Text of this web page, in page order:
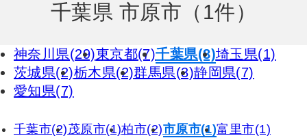
千葉県 市原市（1件）
神奈川県(29)東京都(7)千葉県(8)埼玉県(1)
茨城県(2)栃木県(2)群馬県(3)静岡県(7)
愛知県(7)
千葉市(2)茂原市(1)柏市(2)市原市(1)富里市(1)